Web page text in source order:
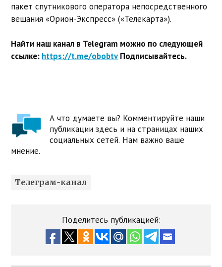
пакет спутникового оператора непосредственного
вещания «Орион-Экспресс» («Телекарта»).
Найти наш канал в Telegram можно по следующей
ссылке: https://t.me/obobtvПодписывайтесь.
А что думаете вы? Комментируйте наши
публикации здесь и на страницах наших
социальных сетей. Нам важно ваше
мнение.
Телеграм-канал
Поделитесь публикацией: